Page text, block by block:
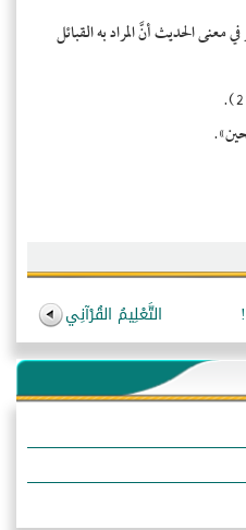
الأشهر في معنى الحديث أنَّ المراد به القبائل
التَّعْلِيمُ القُرْآنِي